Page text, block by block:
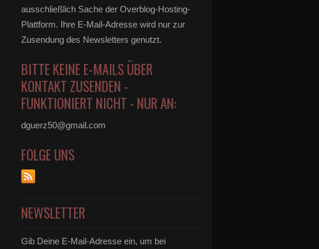
ausschließlich Sache der Overblog-Hosting-
Plattform. Ihre E-Mail-Adresse wird nur zur
Zusendung des Newsletters genutzt.
BITTE KEINE E-MAILS ÜBER
KONTAKT ZUSENDEN -
FUNKTIONIERT NICHT - NUR AN:
dguerz50@gmail.com
FOLGE UNS
NEWSLETTER
Gib Deine E-Mail-Adresse ein, um bei